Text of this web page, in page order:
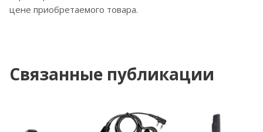
цене приобретаемого товара.
Связанные публикации